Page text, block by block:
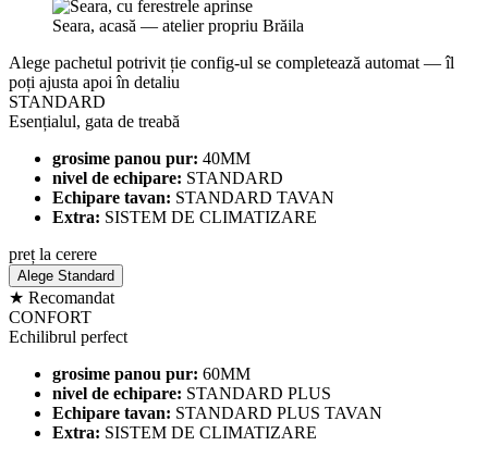
Seara, acasă — atelier propriu Brăila
Alege pachetul potrivit ție config-ul se completează automat — îl
poți ajusta apoi în detaliu
STANDARD
Esențialul, gata de treabă
grosime panou pur: 40MM
nivel de echipare: STANDARD
Echipare tavan: STANDARD TAVAN
Extra: SISTEM DE CLIMATIZARE
preț la cerere
Alege Standard
★ Recomandat
CONFORT
Echilibrul perfect
grosime panou pur: 60MM
nivel de echipare: STANDARD PLUS
Echipare tavan: STANDARD PLUS TAVAN
Extra: SISTEM DE CLIMATIZARE